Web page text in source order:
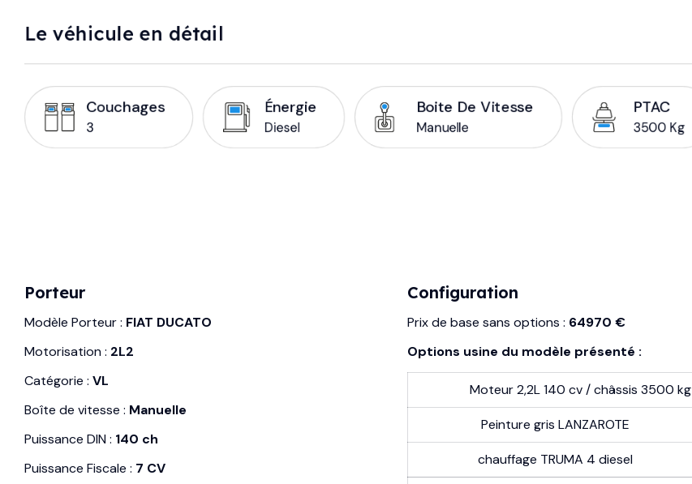
Le véhicule en détail
Couchages
3
Énergie
Diesel
Boite De Vitesse
Manuelle
PTAC
3500 Kg
Porteur
Modèle Porteur : FIAT DUCATO
Motorisation : 2L2
Catégorie : VL
Boîte de vitesse : Manuelle
Puissance DIN : 140 ch
Puissance Fiscale : 7 CV
Configuration
Prix de base sans options : 64970 €
Options usine du modèle présenté :
Moteur 2,2L 140 cv / châssis 3500 kg
Peinture gris LANZAROTE
chauffage TRUMA 4 diesel